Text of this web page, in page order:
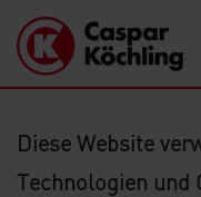
Diese Website
Technologien und